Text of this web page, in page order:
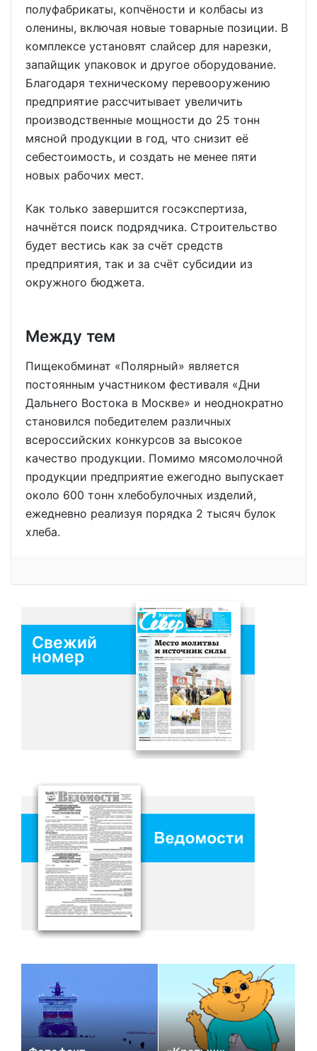
полуфабрикаты, копчёности и колбасы из
оленины, включая новые товарные позиции. В
комплексе установят слайсер для нарезки,
запайщик упаковок и другое оборудование.
Благодаря техническому перевооружению
предприятие рассчитывает увеличить
производственные мощности до 25 тонн
мясной продукции в год, что снизит её
себестоимость, и создать не менее пяти
новых рабочих мест.
Как только завершится госэкспертиза,
начнётся поиск подрядчика. Строительство
будет вестись как за счёт средств
предприятия, так и за счёт субсидии из
окружного бюджета.
Между тем
Пищекобминат «Полярный» является
постоянным участником фестиваля «Дни
Дальнего Востока в Москве» и неоднократно
становился победителем различных
всероссийских конкурсов за высокое
качество продукции. Помимо мясомолочной
продукции предприятие ежегодно выпускает
около 600 тонн хлебобулочных изделий,
ежедневно реализуя порядка 2 тысяч булок
хлеба.
Свежий
номер